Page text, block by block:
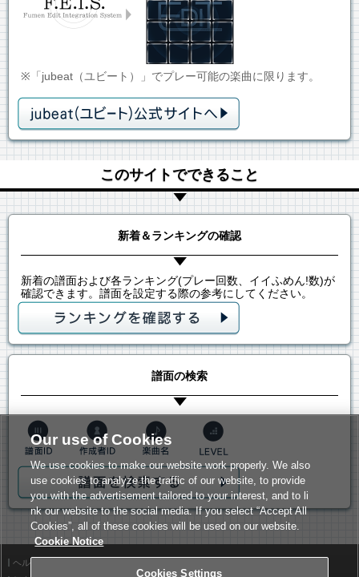
※「jubeat（ユビート）」でプレー可能の楽曲に限ります。
このサイトでできること
新着＆ランキングの確認
新着の譜面および各ランキング(プレー回数、イイふめん!数)が
確認できます。譜面を設定する際の参考にしてください。
譜面の検索
ヘルプ
Our use of Cookies
We use cookies to make our website work properly. We also
use cookies to analyze the traffic of our website, to provide
you with the advertisement tailored to your interest, and to li
nk our website to the social media. If you select “Accept All
Cookies”, all of these cookies will be used on our website.
Cookie Notice
Cookies Settings